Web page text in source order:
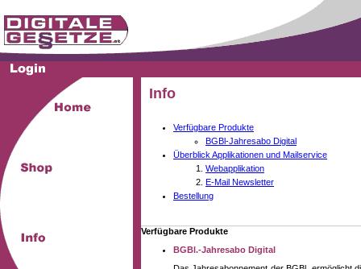
Info
Verfügbare Produkte
BGBl-Jahresabo Digital
Überblick Applikationen und Mailservice
Webapplikation
E-Mail Newsletter
Bestellung
Verfügbare Produkte
BGBl.-Jahresabo Digital